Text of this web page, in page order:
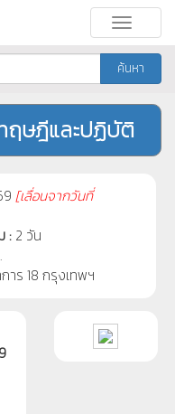
Toggle
ค้นหา
ฤษฎีและปฏิบัติ
[เลื่อนจากวันที่
: 2 วัน
ร 18 กรุงเทพฯ